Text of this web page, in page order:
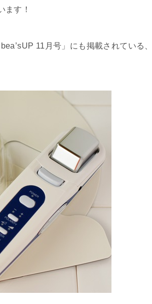
ます！
11月号」にも掲載されている、